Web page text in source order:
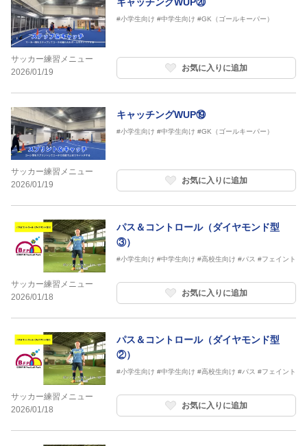
サッカー練習メニュー
2026/01/19
#小学生向け #中学生向け #GK（ゴールキーパー）
お気に入りに追加
サッカー練習メニュー
2026/01/19
キャッチングWUP⑲
#小学生向け #中学生向け #GK（ゴールキーパー）
お気に入りに追加
サッカー練習メニュー
2026/01/18
パス＆コントロール（ダイヤモンド型
③）
#小学生向け #中学生向け #高校生向け #パス #フェイント
お気に入りに追加
サッカー練習メニュー
2026/01/18
パス＆コントロール（ダイヤモンド型
②）
#小学生向け #中学生向け #高校生向け #パス #フェイント
お気に入りに追加